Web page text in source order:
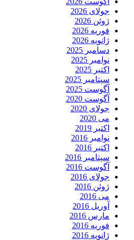
جولای 2026
ژوئن 2026
فوریه 2026
ژانویه 2026
دسامبر 2025
نوامبر 2025
اکتبر 2025
سپتامبر 2025
آگوست 2025
آگوست 2020
جولای 2020
می 2020
اکتبر 2019
نوامبر 2016
اکتبر 2016
سپتامبر 2016
آگوست 2016
جولای 2016
ژوئن 2016
می 2016
آوریل 2016
مارس 2016
فوریه 2016
ژانویه 2016